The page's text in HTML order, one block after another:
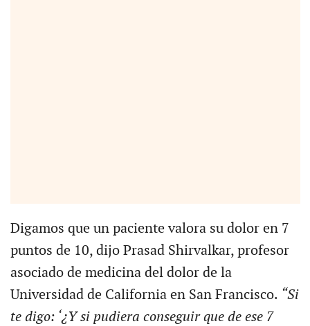
Digamos que un paciente valora su dolor en 7
puntos de 10, dijo Prasad Shirvalkar, profesor
asociado de medicina del dolor de la
Universidad de California en San Francisco. “Si
te digo: ‘¿Y si pudiera conseguir que de ese 7